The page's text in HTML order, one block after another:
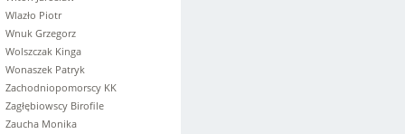
Wlazło Piotr
Wnuk Grzegorz
Wolszczak Kinga
Wonaszek Patryk
Zachodniopomorscy KK
Zagłębiowscy Birofile
Zaucha Monika